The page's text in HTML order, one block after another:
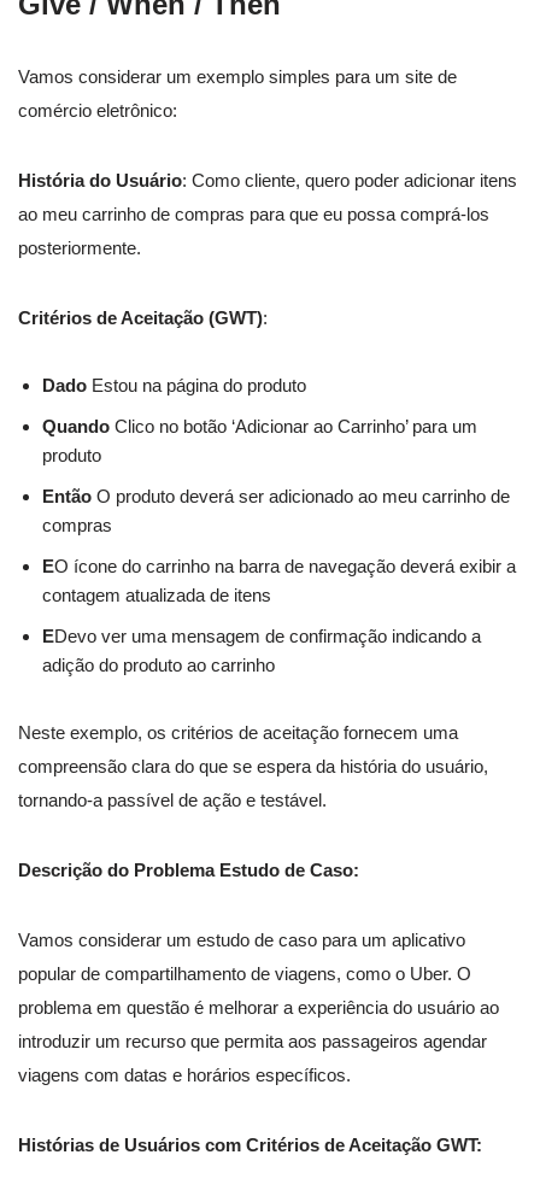
Vamos considerar um exemplo simples para um site de
comércio eletrônico:
História do Usuário: Como cliente, quero poder adicionar itens
ao meu carrinho de compras para que eu possa comprá-los
posteriormente.
Critérios de Aceitação (GWT):
Dado Estou na página do produto
Quando Clico no botão ‘Adicionar ao Carrinho’ para um
produto
Então O produto deverá ser adicionado ao meu carrinho de
compras
EO ícone do carrinho na barra de navegação deverá exibir a
contagem atualizada de itens
EDevo ver uma mensagem de confirmação indicando a
adição do produto ao carrinho
Neste exemplo, os critérios de aceitação fornecem uma
compreensão clara do que se espera da história do usuário,
tornando-a passível de ação e testável.
Descrição do Problema Estudo de Caso:
Vamos considerar um estudo de caso para um aplicativo
popular de compartilhamento de viagens, como o Uber. O
problema em questão é melhorar a experiência do usuário ao
introduzir um recurso que permita aos passageiros agendar
viagens com datas e horários específicos.
Histórias de Usuários com Critérios de Aceitação GWT: